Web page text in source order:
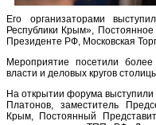
Его организаторами
Республики Крым»,
Президенте РФ, Московская
Мероприятие посетили
власти и деловых кругов
На открытии форума
Платонов, заместитель
Крым, Постоянный